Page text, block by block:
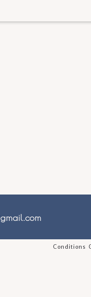
Conditions